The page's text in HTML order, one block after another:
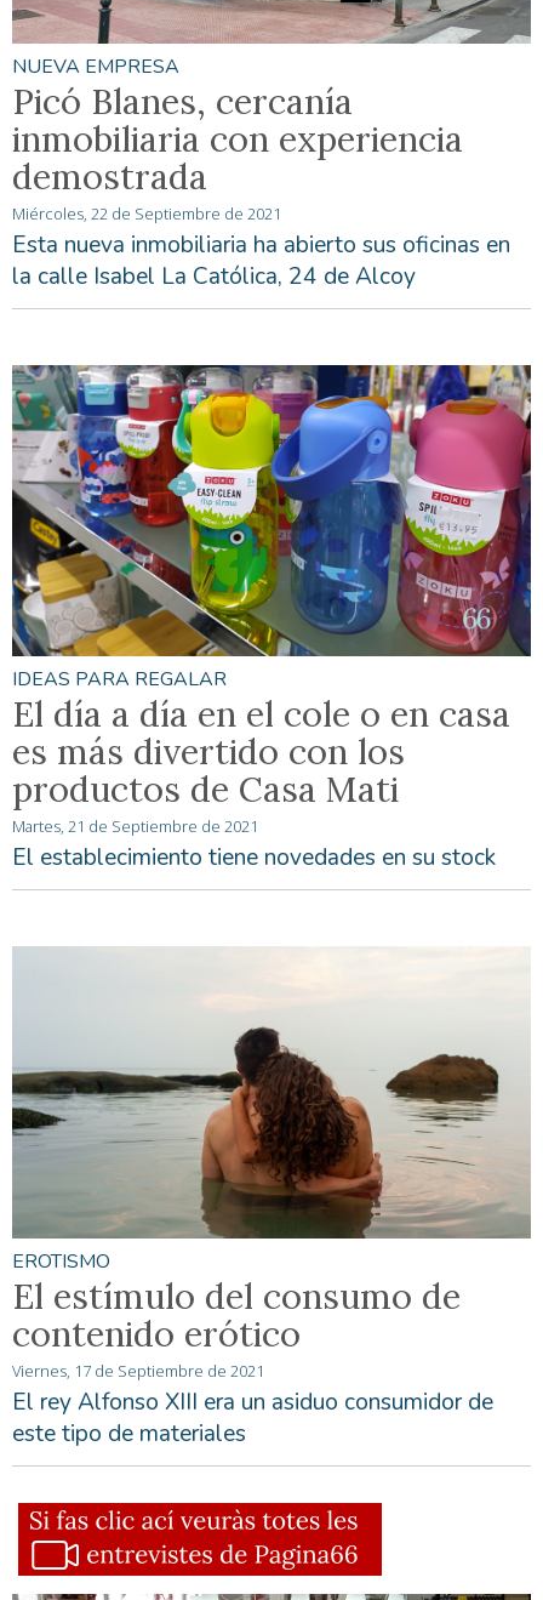
NUEVA EMPRESA
Picó Blanes, cercanía
inmobiliaria con experiencia
demostrada
Miércoles, 22 de Septiembre de 2021
Esta nueva inmobiliaria ha abierto sus oficinas en
la calle Isabel La Católica, 24 de Alcoy
IDEAS PARA REGALAR
El día a día en el cole o en casa
es más divertido con los
productos de Casa Mati
Martes, 21 de Septiembre de 2021
El establecimiento tiene novedades en su stock
EROTISMO
El estímulo del consumo de
contenido erótico
Viernes, 17 de Septiembre de 2021
El rey Alfonso XIII era un asiduo consumidor de
este tipo de materiales